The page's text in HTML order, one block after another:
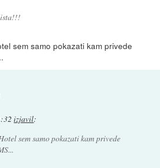
sem samo pokazati kam privede
izjavil:
sem samo pokazati kam privede